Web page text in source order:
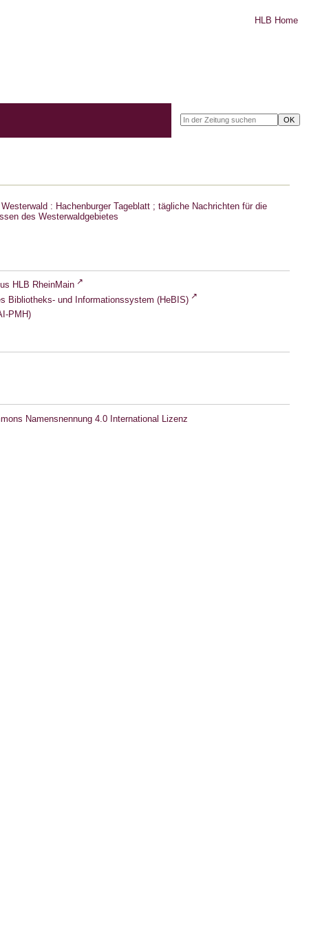
HLB Home
: Hachenburger Tageblatt ; tägliche Nachrichten für die
des Westerwaldgebietes
HLB RheinMain
Bibliotheks- und Informationssystem (HeBIS)
PMH)
Namensnennung 4.0 International Lizenz